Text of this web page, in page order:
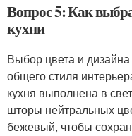
Вопрос 5: Как
кухни
Выбор цвета и
общего стиля
кухня выполнена в
шторы нейтральных
бежевый, чтобы